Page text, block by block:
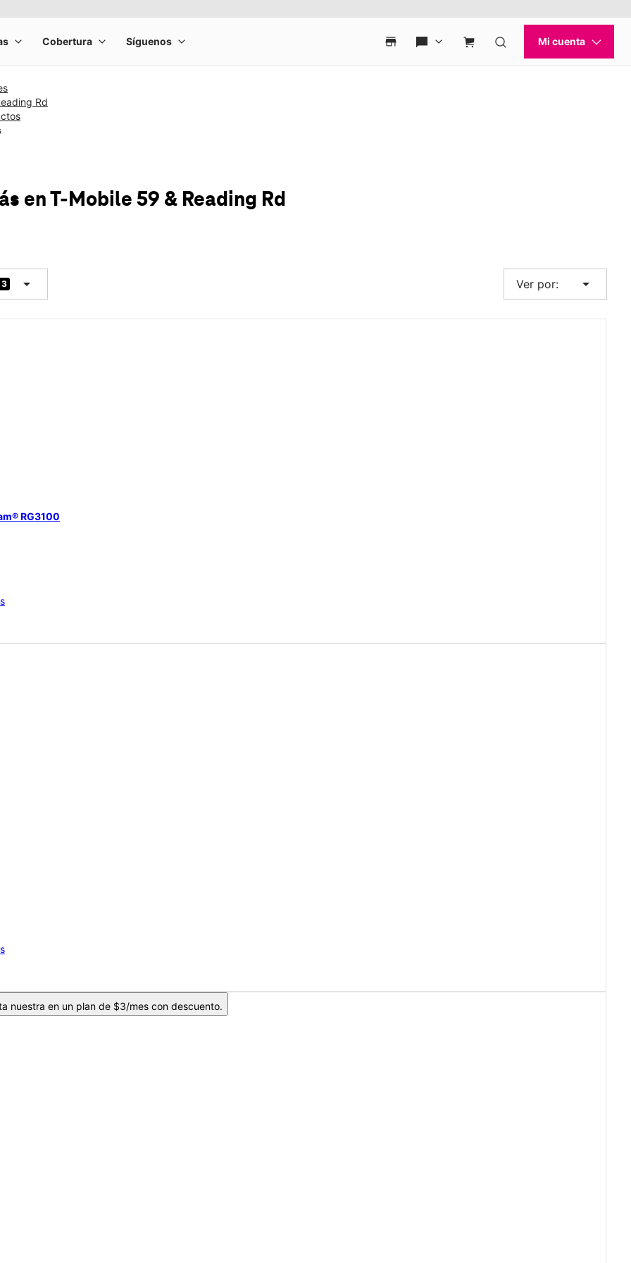
Rd
en T-Mobile 59 & Reading Rd
3 arrow_drop_down Ver por: arrow_drop_down
RG3100
nuestra en un plan de $3/mes con descuento.